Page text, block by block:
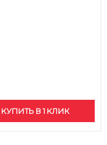
КУПИТЬ В 1 КЛИК